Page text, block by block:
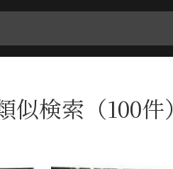
検索（100件）